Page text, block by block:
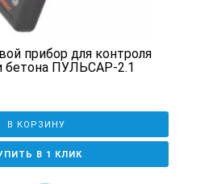
прибор для контроля
бетона ПУЛЬСАР-2.1
В КОРЗИНУ
В 1 КЛИК